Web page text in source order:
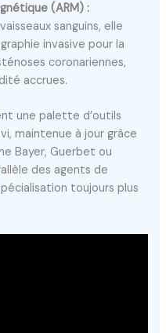
(ARM) :
sanguins, elle
invasive pour la
coronariennes,
accrues.
une palette d’outils
maintenue à jour grâce
Bayer, Guerbet ou
des agents de
toujours plus